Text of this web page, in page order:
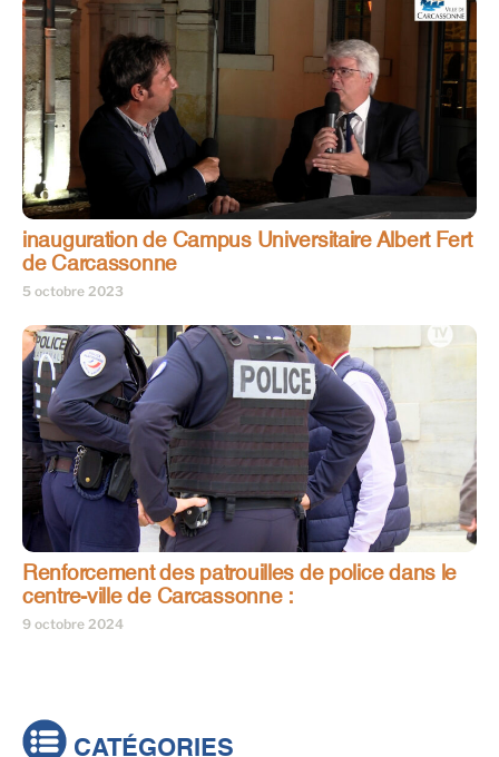
inauguration de Campus Universitaire Albert Fert
de Carcassonne
5 octobre 2023
Renforcement des patrouilles de police dans le
centre-ville de Carcassonne :
9 octobre 2024
CATÉGORIES